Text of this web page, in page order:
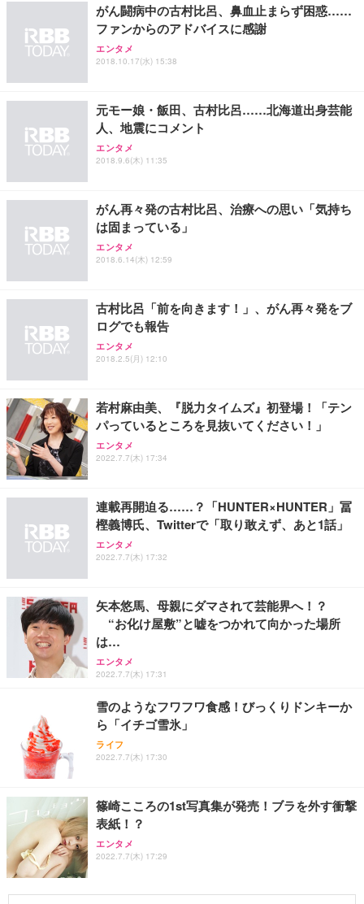
務用 おしゃれ パソコンチェア (ブラック)
Sezlife オフィスチェア デスクチェア 疲れない テレ
ワーク チェア 強化バックレスト 30度ロッキング機
能 人間工学 椅子 腰サポート 90度跳ね上げ式アーム
務用 おしゃれ パソコンチェア (ホワイト)
ANDWINT オフィスチェア デスクチェア 肘なし メ
ッシュ 通気性 ランバーサポート付き 腰サポート ガ
ス圧無段階昇降 360度回転 キャスター付き コンパク
【整備済み品】Dell E2724HS 27インチ 液晶モニタ
ー フルHD（1920×1080）VA 非光沢 HDMI/DisplayP
ort/VGA スピーカー内蔵 高さ調整 スイベル VESA対
【MiniLED/24.5inch/280Hz/FHD】GRAPHT THE S
HOOTER Gaming Monitor 24” Essential ゲーミン
グモニター QD 24.5インチ 1ms FHD 量子ドット 残
Smart Basic(スマートベーシック) 【Amazon.co.jp
限定】 Smart Basic アイリスオーヤマ ペットシーツ
超厚型 お徳用 ワイド 100枚入 (x 1) (ケース販売)
アイリスオーヤマ ペットシーツ 超厚型 お徳用 レギ
ュラー 200枚入【Amazon.co.jp限定】
がん闘病中の古村比呂、鼻血止まらず困惑……
ファンからのアドバイスに感謝
エンタメ
2018.10.17(水) 15:38
元モー娘・飯田、古村比呂……北海道出身芸能
人、地震にコメント
エンタメ
2018.9.6(木) 11:35
がん再々発の古村比呂、治療への思い「気持ち
は固まっている」
エンタメ
2018.6.14(木) 12:59
古村比呂「前を向きます！」、がん再々発をブ
ログでも報告
エンタメ
2018.2.5(月) 12:10
若村麻由美、『脱力タイムズ』初登場！「テン
パっているところを見抜いてください！」
エンタメ
2022.7.7(木) 17:34
連載再開迫る……？「HUNTER×HUNTER」冨
樫義博氏、Twitterで「取り敢えず、あと1話」
エンタメ
2022.7.7(木) 17:32
矢本悠馬、母親にダマされて芸能界へ！？
“お化け屋敷”と嘘をつかれて向かった場所
は…
エンタメ
2022.7.7(木) 17:31
雪のようなフワフワ食感！びっくりドンキーか
ら「イチゴ雪氷」
ライフ
2022.7.7(木) 17:30
篠崎こころの1st写真集が発売！ブラを外す衝撃
表紙！？
エンタメ
2022.7.7(木) 17:29